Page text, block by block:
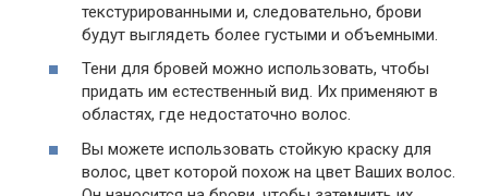
текстурированными и, следовательно, брови
будут выглядеть более густыми и объемными.
Тени для бровей можно использовать, чтобы
придать им естественный вид. Их применяют в
областях, где недостаточно волос.
Вы можете использовать стойкую краску для
волос, цвет которой похож на цвет Ваших волос.